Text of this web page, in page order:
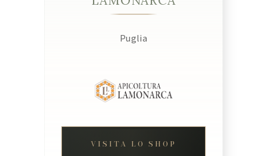
Puglia
VISITA LO SHOP